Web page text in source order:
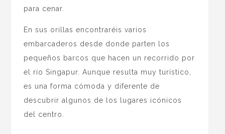
para cenar.
En sus orillas encontraréis varios
embarcaderos desde donde parten los
pequeños barcos que hacen un recorrido por
el río Singapur. Aunque resulta muy turístico,
es una forma cómoda y diferente de
descubrir algunos de los lugares icónicos
del centro.